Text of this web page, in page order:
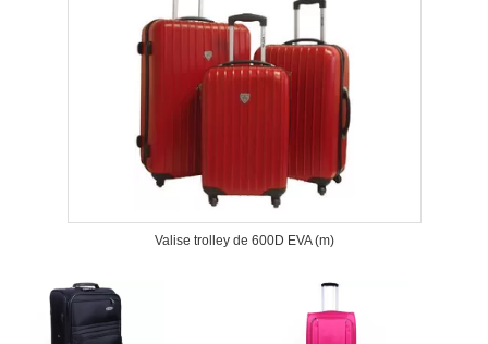
Valise trolley de 600D EVA (m)